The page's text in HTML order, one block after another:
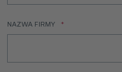
NAZWA FIRMY